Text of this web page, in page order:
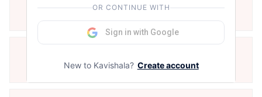
वाहिद अली वाहिद
May 12, 2024
OR CONTINUE WITH
Sign in with Google
New to Kavishala? Create account